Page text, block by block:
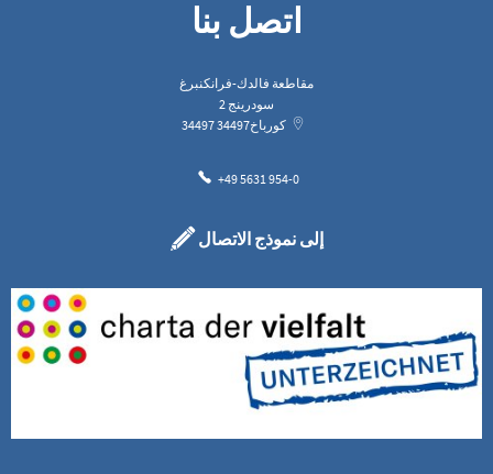
اتصل بنا
مقاطعة فالدك-فرانكنبرغ
سودرينج 2
34497
كورباخ34497
+49 5631 954-0
إلى نموذج الاتصال